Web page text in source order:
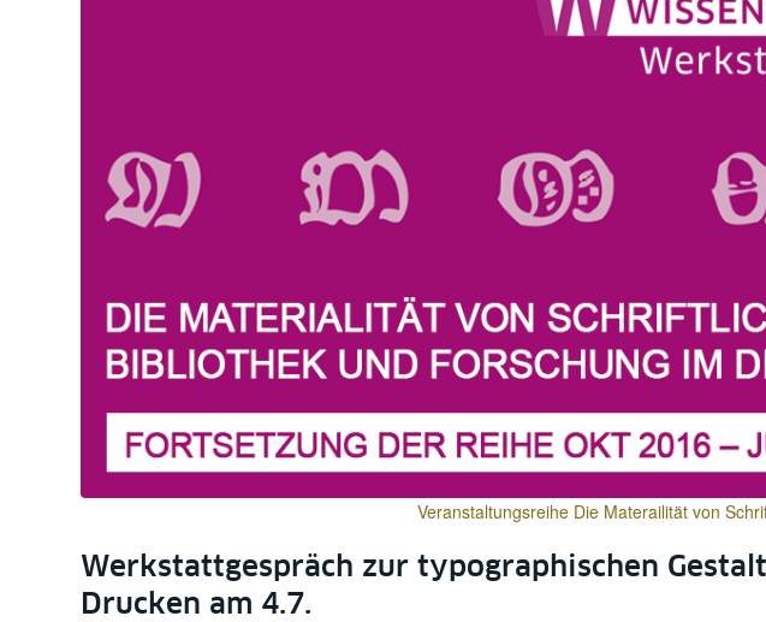
Veranstaltungsreihe Die Materailität von
Werkstattgespräch zur typographischen
Drucken am 4.7.